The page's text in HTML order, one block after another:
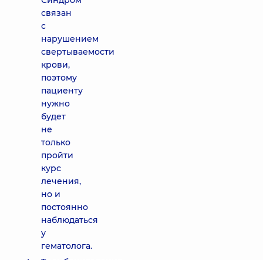
связан
с
нарушением
свертываемости
крови,
поэтому
пациенту
нужно
будет
не
только
пройти
курс
лечения,
но и
постоянно
наблюдаться
у
гематолога.